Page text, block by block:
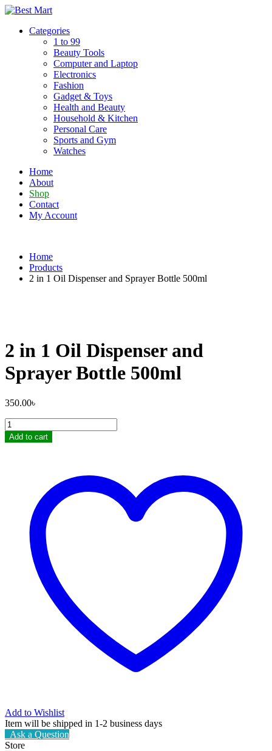
Skip
contentCategories
1 to 99
Beauty Tools
Computer and Laptop
Electronics
Fashion
Gadget & Toys
Health and Beauty
Household & Kitchen
Personal Care
Sports and Gym
Watches
Home
About
Shop
Contact
My Account
Home
Products
2 in 1 Oil Dispenser and Sprayer Bottle 500ml
2 in 1 Oil Dispenser and
Sprayer Bottle 500ml
350.00৳
2
in
1
quantity
Add to cart
Add to Wishlist
Item will be shipped in 1-2 business days
Ask a Question
Store